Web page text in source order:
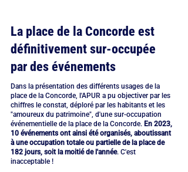
La place de la Concorde est
définitivement sur-occupée
par des événements
Dans la présentation des différents usages de la
place de la Concorde, l'APUR a pu objectiver par les
chiffres le constat, déploré par les habitants et les
"amoureux du patrimoine", d'une sur-occupation
événementielle de la place de la Concorde. En 2023,
10 événements ont ainsi été organisés, aboutissant
à une occupation totale ou partielle de la place de
182 jours, soit la moitié de l'année. C'est
inacceptable !